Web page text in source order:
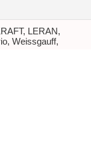
LERAN,
Weissgauff,